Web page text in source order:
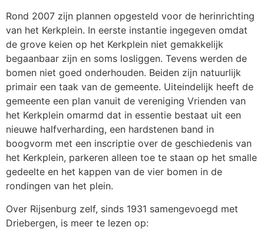
Rond 2007 zijn plannen opgesteld voor de herinrichting
van het Kerkplein. In eerste instantie ingegeven omdat
de grove keien op het Kerkplein niet gemakkelijk
begaanbaar zijn en soms losliggen. Tevens werden de
bomen niet goed onderhouden. Beiden zijn natuurlijk
primair een taak van de gemeente. Uiteindelijk heeft de
gemeente een plan vanuit de vereniging Vrienden van
het Kerkplein omarmd dat in essentie bestaat uit een
nieuwe halfverharding, een hardstenen band in
boogvorm met een inscriptie over de geschiedenis van
het Kerkplein, parkeren alleen toe te staan op het smalle
gedeelte en het kappen van de vier bomen in de
rondingen van het plein.
Over Rijsenburg zelf, sinds 1931 samengevoegd met
Driebergen, is meer te lezen op: